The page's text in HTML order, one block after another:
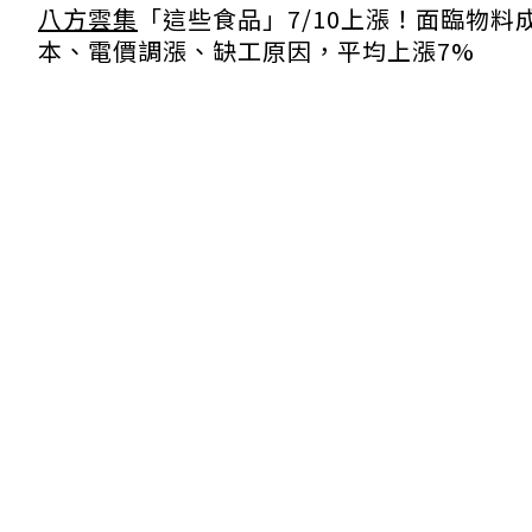
八方雲集 「這些食品」7/10上漲！面臨物料
本、電價調漲、缺工原因，平均上漲7%